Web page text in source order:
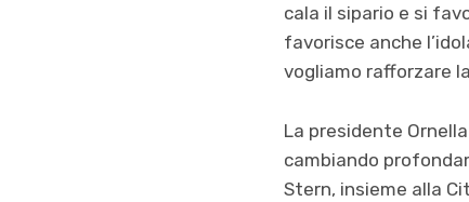
cala il sipario e si
favorisce anche
vogliamo rafforzare
La presidente
cambiando
Stern, insieme alla